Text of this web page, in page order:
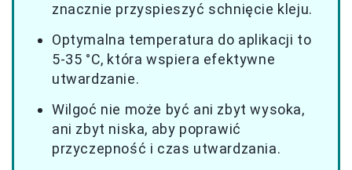
znacznie przyspieszyć schnięcie kleju.
Optymalna temperatura do aplikacji to
5-35 °C, która wspiera efektywne
utwardzanie.
Wilgoć nie może być ani zbyt wysoka,
ani zbyt niska, aby poprawić
przyczepność i czas utwardzania.